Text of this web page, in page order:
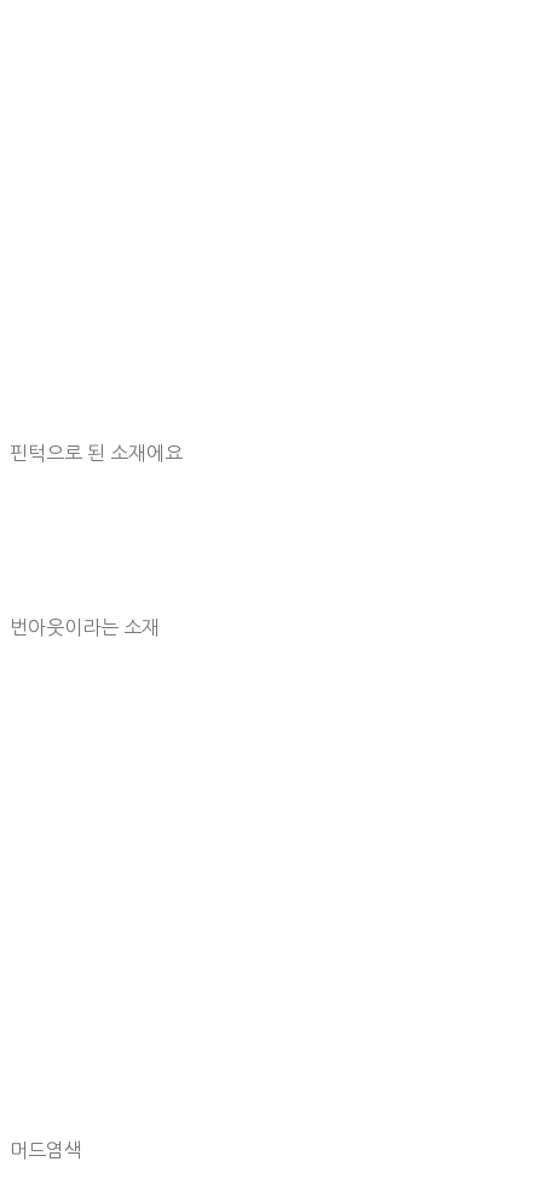
핀턱으로 된 소재에요
번아웃이라는 소재
머드염색